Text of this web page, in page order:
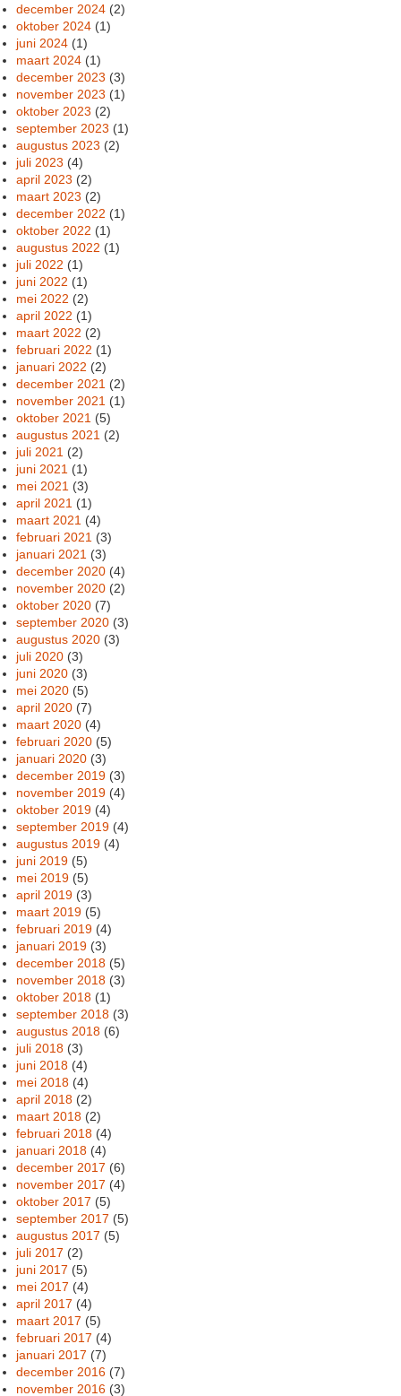
december 2024 (2)
oktober 2024 (1)
juni 2024 (1)
maart 2024 (1)
december 2023 (3)
november 2023 (1)
oktober 2023 (2)
september 2023 (1)
augustus 2023 (2)
juli 2023 (4)
april 2023 (2)
maart 2023 (2)
december 2022 (1)
oktober 2022 (1)
augustus 2022 (1)
juli 2022 (1)
juni 2022 (1)
mei 2022 (2)
april 2022 (1)
maart 2022 (2)
februari 2022 (1)
januari 2022 (2)
december 2021 (2)
november 2021 (1)
oktober 2021 (5)
augustus 2021 (2)
juli 2021 (2)
juni 2021 (1)
mei 2021 (3)
april 2021 (1)
maart 2021 (4)
februari 2021 (3)
januari 2021 (3)
december 2020 (4)
november 2020 (2)
oktober 2020 (7)
september 2020 (3)
augustus 2020 (3)
juli 2020 (3)
juni 2020 (3)
mei 2020 (5)
april 2020 (7)
maart 2020 (4)
februari 2020 (5)
januari 2020 (3)
december 2019 (3)
november 2019 (4)
oktober 2019 (4)
september 2019 (4)
augustus 2019 (4)
juni 2019 (5)
mei 2019 (5)
april 2019 (3)
maart 2019 (5)
februari 2019 (4)
januari 2019 (3)
december 2018 (5)
november 2018 (3)
oktober 2018 (1)
september 2018 (3)
augustus 2018 (6)
juli 2018 (3)
juni 2018 (4)
mei 2018 (4)
april 2018 (2)
maart 2018 (2)
februari 2018 (4)
januari 2018 (4)
december 2017 (6)
november 2017 (4)
oktober 2017 (5)
september 2017 (5)
augustus 2017 (5)
juli 2017 (2)
juni 2017 (5)
mei 2017 (4)
april 2017 (4)
maart 2017 (5)
februari 2017 (4)
januari 2017 (7)
december 2016 (7)
november 2016 (3)